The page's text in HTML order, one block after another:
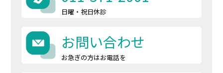
日曜・祝日休診
お問い合わせ
お急ぎの方はお電話を